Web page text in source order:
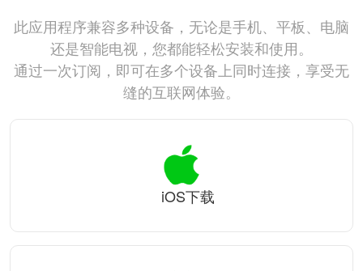
此应用程序兼容多种设备，无论是手机、平板、电脑
还是智能电视，您都能轻松安装和使用。
通过一次订阅，即可在多个设备上同时连接，享受无
缝的互联网体验。
iOS下载